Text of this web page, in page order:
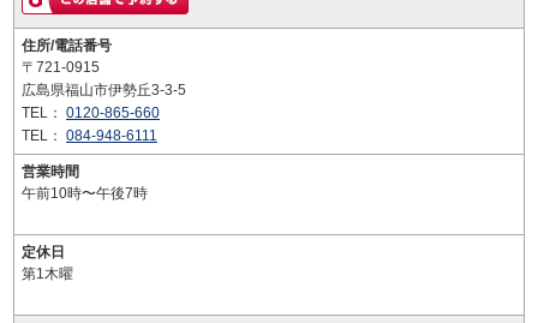
住所/電話番号
〒721-0915
広島県福山市伊勢丘3-3-5
TEL： 0120-865-660
TEL： 084-948-6111
営業時間
午前10時〜午後7時
定休日
第1木曜